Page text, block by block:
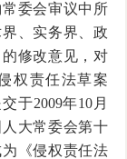
委会审议中所
、实务界、政
修改意见，对
权责任法草案
于2009年10月
大常委会第十
《侵权责任法